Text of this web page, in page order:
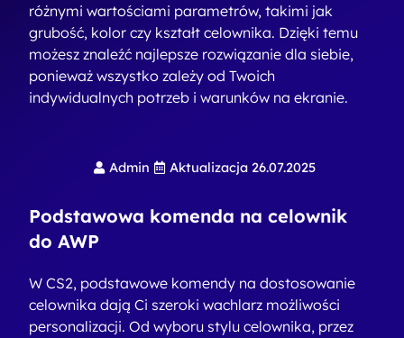
różnymi wartościami parametrów, takimi jak
grubość, kolor czy kształt celownika. Dzięki temu
możesz znaleźć najlepsze rozwiązanie dla siebie,
ponieważ wszystko zależy od Twoich
indywidualnych potrzeb i warunków na ekranie.
Admin Aktualizacja 26.07.2025
Podstawowa komenda na celownik
do AWP
W CS2, podstawowe komendy na dostosowanie
celownika dają Ci szeroki wachlarz możliwości
personalizacji. Od wyboru stylu celownika, przez